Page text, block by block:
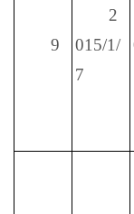
9
2
015/1/
7